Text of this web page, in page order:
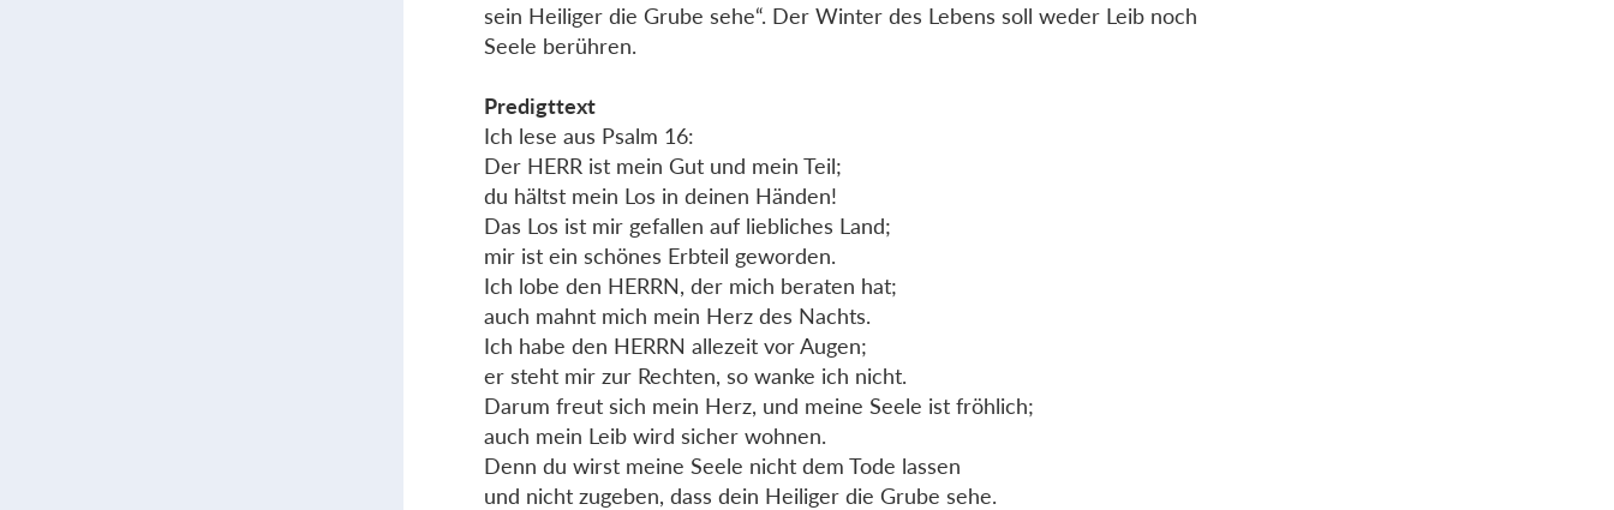
sein Heiliger die Grube sehe“. Der Winter des Lebens soll weder Leib noch
Seele berühren.
Predigttext
Ich lese aus Psalm 16:
Der HERR ist mein Gut und mein Teil;
du hältst mein Los in deinen Händen!
Das Los ist mir gefallen auf liebliches Land;
mir ist ein schönes Erbteil geworden.
Ich lobe den HERRN, der mich beraten hat;
auch mahnt mich mein Herz des Nachts.
Ich habe den HERRN allezeit vor Augen;
er steht mir zur Rechten, so wanke ich nicht.
Darum freut sich mein Herz, und meine Seele ist fröhlich;
auch mein Leib wird sicher wohnen.
Denn du wirst meine Seele nicht dem Tode lassen
und nicht zugeben, dass dein Heiliger die Grube sehe.